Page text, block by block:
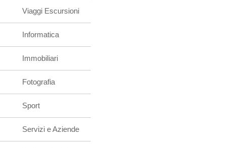
Viaggi Escursioni
Informatica
Immobiliari
Fotografia
Sport
Servizi e Aziende